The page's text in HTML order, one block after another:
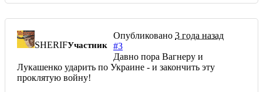
SHERIFУчастник
Опубликовано 3 года назад
#3
Давно пора Вагнеру и
Лукашенко ударить по Украине - и закончить эту
проклятую войну!